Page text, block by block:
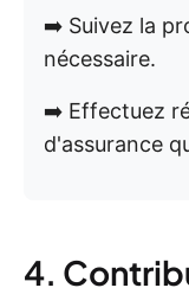
➡️ Suivez la
nécessaire.
➡️ Effectuez
d'assurance
4.